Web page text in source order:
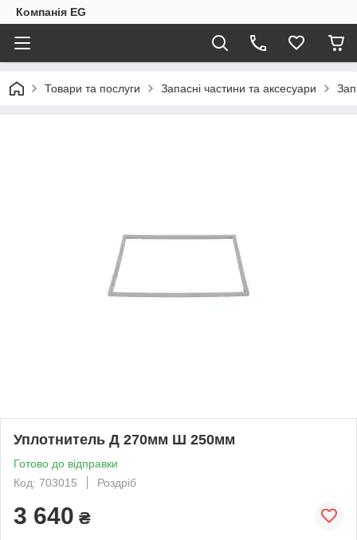
Компанія EG
Товари та послуги Запасні частини та аксесуари
Уплотнитель Д 270мм Ш 250мм
Готово до відправки
Код: 703015
Роздріб
3 640 ₴